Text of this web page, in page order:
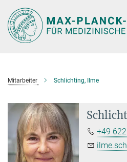
Hauptinhalt
Mitarbeiter Schlichting, Ilme
+49